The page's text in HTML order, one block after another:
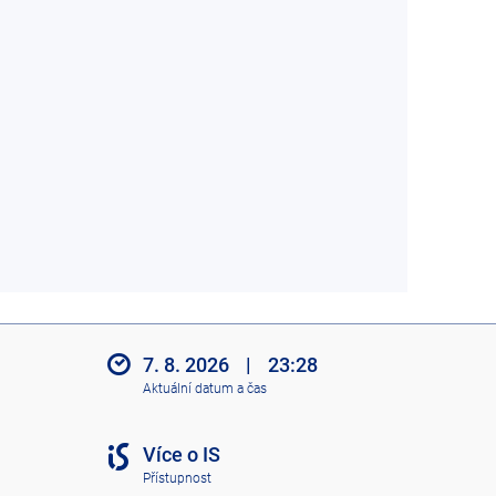
7. 8. 2026 | 23:28
Aktuální datum a čas
Více o IS
Přístupnost